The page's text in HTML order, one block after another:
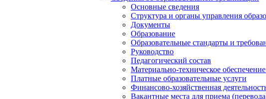
Основные сведения
Структура и органы управления
Документы
Образование
Образовательные стандарты и
Руководство
Педагогический состав
Материально-техническое
Платные образовательные услуги
Финансово-хозяйственная
Вакантные места для приема